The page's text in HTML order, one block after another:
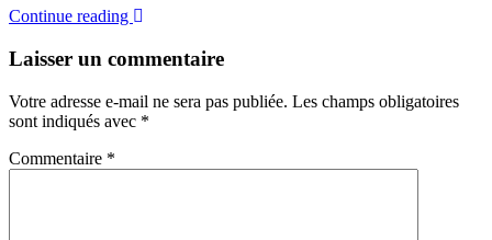
Continue reading
Laisser un commentaire
Votre adresse e-mail ne sera pas publiée. Les champs obligatoires
sont indiqués avec *
Commentaire *